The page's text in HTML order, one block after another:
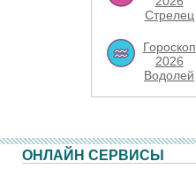
Стрелец
Гороскоп
2026
Водолей
ОНЛАЙН СЕРВИСЫ